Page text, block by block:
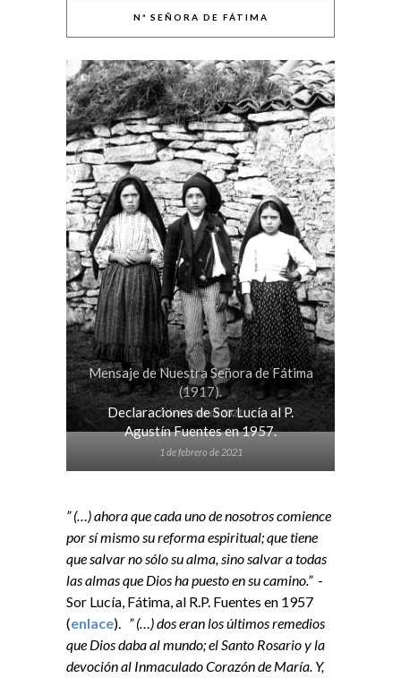
Nª SEÑORA DE FÁTIMA
Mensaje de Nuestra Señora de Fátima
(1917).
2 de febrero de 2021
Declaraciones de Sor Lucía al P.
Agustín Fuentes en 1957.
1 de febrero de 2021
” (…) ahora que cada uno de nosotros comience
por sí mismo su reforma espiritual; que tiene
que salvar no sólo su alma, sino salvar a todas
las almas que Dios ha puesto en su camino.” -
Sor Lucía, Fátima, al R.P. Fuentes en 1957
(enlace). ” (…) dos eran los últimos remedios
que Dios daba al mundo; el Santo Rosario y la
devoción al Inmaculado Corazón de María. Y,